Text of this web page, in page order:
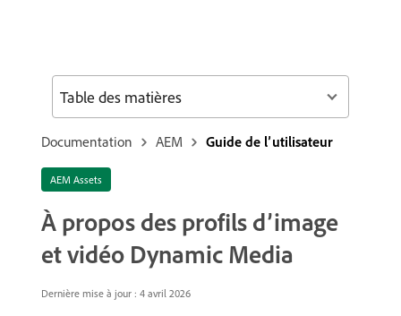
Documentation AEM Guide de l’utilisateur
AEM Assets
À propos des profils d’image
et vidéo Dynamic Media
Dernière mise à jour : 4 avril 2026
Table des matières